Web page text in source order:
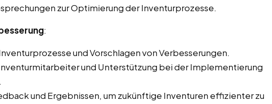
zur Optimierung der Inventurprozesse.
:
und Vorschlagen von Verbesserungen.
und Unterstützung bei der Implementierung
und Ergebnissen, um zukünftige Inventuren effizienter zu